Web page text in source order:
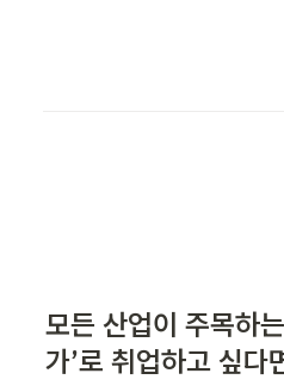
모든 산업이 주목하
가’로 취업하고 싶다